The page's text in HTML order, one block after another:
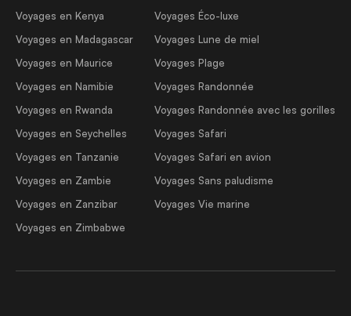
Voyages en Kenya
Voyages en Madagascar
Voyages en Maurice
Voyages en Namibie
Voyages en Rwanda
Voyages en Seychelles
Voyages en Tanzanie
Voyages en Zambie
Voyages en Zanzibar
Voyages en Zimbabwe
Voyages Éco-luxe
Voyages Lune de miel
Voyages Plage
Voyages Randonnée
Voyages Randonnée avec les gorilles
Voyages Safari
Voyages Safari en avion
Voyages Sans paludisme
Voyages Vie marine